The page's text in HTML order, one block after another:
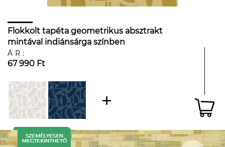
Flokkolt tapéta geometrikus absztrakt
mintával indiánsárga színben
ÁR:
67 990 Ft